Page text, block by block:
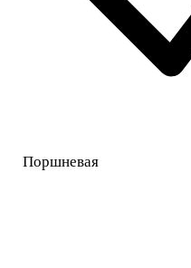
Поршневая